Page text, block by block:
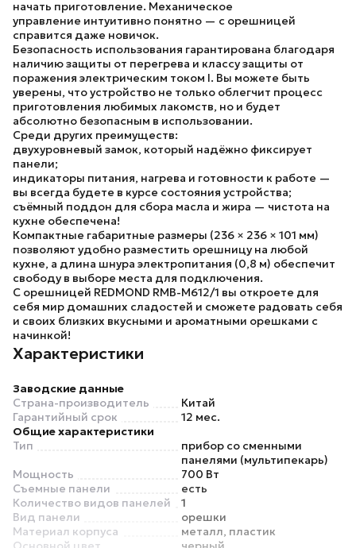
начать приготовление. Механическое
управление интуитивно понятно — с орешницей
справится даже новичок.
Безопасность использования гарантирована благодаря
наличию защиты от перегрева и классу защиты от
поражения электрическим током I. Вы можете быть
уверены, что устройство не только облегчит процесс
приготовления любимых лакомств, но и будет
абсолютно безопасным в использовании.
Среди других преимуществ:
двухуровневый замок, который надёжно фиксирует
панели;
индикаторы питания, нагрева и готовности к работе —
вы всегда будете в курсе состояния устройства;
съёмный поддон для сбора масла и жира — чистота на
кухне обеспечена!
Компактные габаритные размеры (236 × 236 × 101 мм)
позволяют удобно разместить орешницу на любой
кухне, а длина шнура электропитания (0,8 м) обеспечит
свободу в выборе места для подключения.
С орешницей REDMOND RMB-M612/1 вы откроете для
себя мир домашних сладостей и сможете радовать себя
и своих близких вкусными и ароматными орешками с
начинкой!
Характеристики
Заводские данные
Страна-производитель
Китай
Гарантийный срок
12 мес.
Общие характеристики
Тип
прибор со сменными
панелями (мультипекарь)
Мощность
700 Вт
Съемные панели
есть
Количество видов панелей
1
Вид панели
орешки
Материал корпуса
металл, пластик